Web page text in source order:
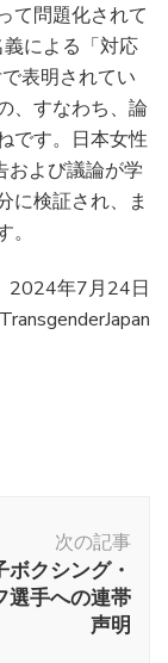
て問題化されて
による「対応
表明されてい
、すなわち、論
です。日本女性
および議論が学
に検証され、ま
2024年7月24日
次の記事
ボクシング・
選手への連帯
声明